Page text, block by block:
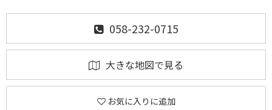
058-232-0715
大きな地図で見る
お気に入りに追加